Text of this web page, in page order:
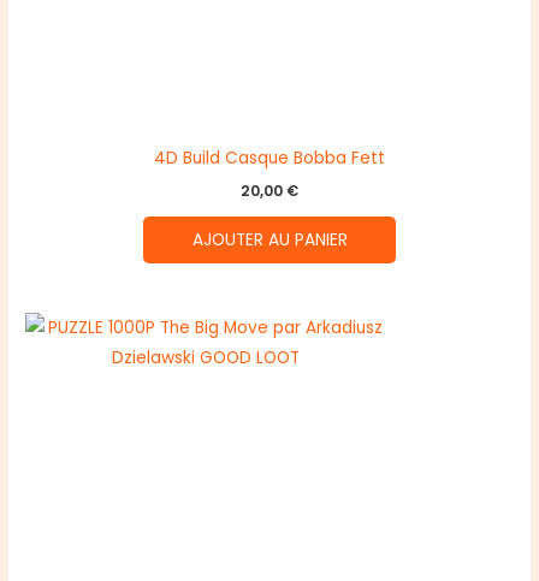
4D Build Casque Bobba Fett
20,00 €
AJOUTER AU PANIER